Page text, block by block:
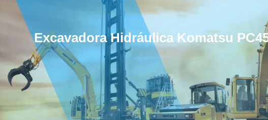
Excavadora Hidráulica Komatsu